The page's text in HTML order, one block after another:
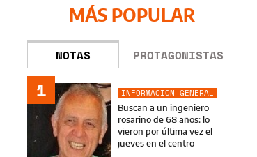
MÁS POPULAR
NOTAS PROTAGONISTAS
1
INFORMACIÓN GENERAL
Buscan a un ingeniero
rosarino de 68 años: lo
vieron por última vez el
jueves en el centro